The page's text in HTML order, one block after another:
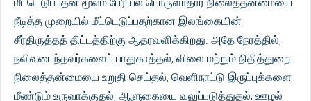
நீடித்த முறையில் மீட்டெடுப்பதற்கான இலங்கையின்
சீர்திருத்தத் திட்டத்திற்கு ஆதரவளிக்கிறது. அதே நேரத்தில்,
நலிவடைந்தவர்களைப் பாதுகாத்தல், விலை மற்றும் நிதித்துறை
நிலைத்தன்மையை உறுதி செய்தல், வெளிநாட்டு இருப்புக்களை
மீண்டும் உருவாக்குதல், ஆளுகையை வலுப்படுத்துதல், ஊழல்